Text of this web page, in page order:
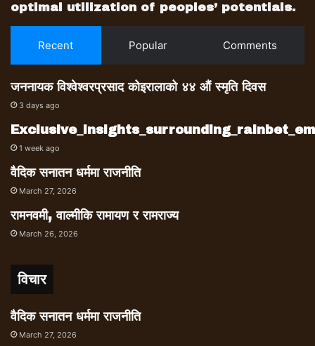
किसुनजीका नाममा राजनीतिक चरित्र
निर्माणको पाठशाला खोल्न आवश्यक छ
राजनीतिलाई शुद्धीकरण गरी पैसा, पद र
शक्तिका पछाडि नभई समाज उन्नतिमा
लगाउने बेलासम्मका लागि।
किसुनजीका लिगेसी आज टुहुरा भएका छन्। व्यावहारिक
रूपमा उनको चरित्र अँगाल्ने राजनीतिक उत्तराधिकारी
कोही पनि भएनन्। राजनीति आफ्ना लागि नभई समाज र
कोही तयार हुँदो रहेनछ। किसुनजीको अवशानसँगै त्यो
मान्यता पनि आर्यघाटबाटै विलुप्त भयो। पैसा, पद र
गणतन्त्रमा त्यस्तो व्यक्तिको अपेक्षा गर्न सकिन्न पनि।
आफैंले जन्माएका राजनीतिक सन्तानले समेत
optimal utilization of peoples’ potentials.
Recent Popular Comments
जननायक विश्वेश्वरप्रसाद कोइरालाको ४४ औं स्मृति दिवस
3 days ago
1 week ago
वैदिक सनातन धर्ममा राजनीति
March 27, 2026
रामनवमी, वाल्मीकि रामायण र रामराज्य
March 26, 2026
विचार
वैदिक सनातन धर्ममा राजनीति
March 27, 2026